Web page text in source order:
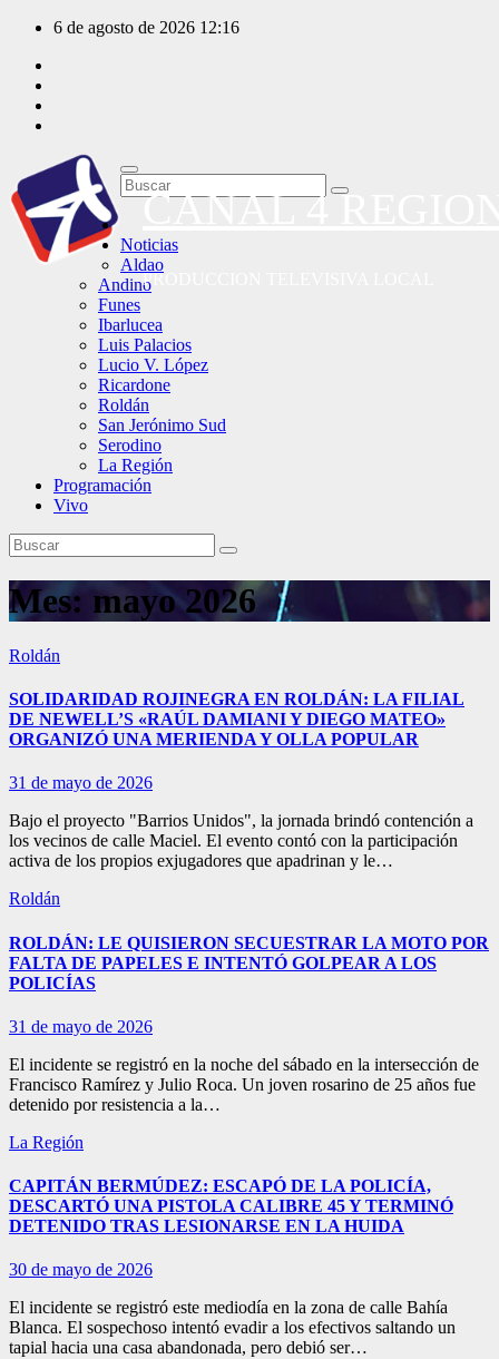
Saltar
contenido
6 de agosto de 2026 12:16
CANAL 4
PRODUCCION TELEVISIVA LOCAL
Noticias
Aldao
Andino
Funes
Ibarlucea
Luis Palacios
Lucio V. López
Ricardone
Roldán
San Jerónimo Sud
Serodino
La Región
Programación
Vivo
Mes: mayo 2026
Roldán
SOLIDARIDAD ROJINEGRA EN ROLDÁN: LA FILIAL
DE NEWELL’S «RAÚL DAMIANI Y DIEGO MATEO»
ORGANIZÓ UNA MERIENDA Y OLLA POPULAR
31 de mayo de 2026
Bajo el proyecto "Barrios Unidos", la jornada brindó contención a
los vecinos de calle Maciel. El evento contó con la participación
activa de los propios exjugadores que apadrinan y le…
Roldán
ROLDÁN: LE QUISIERON SECUESTRAR LA MOTO POR
FALTA DE PAPELES E INTENTÓ GOLPEAR A LOS
POLICÍAS
31 de mayo de 2026
El incidente se registró en la noche del sábado en la intersección de
Francisco Ramírez y Julio Roca. Un joven rosarino de 25 años fue
detenido por resistencia a la…
La Región
CAPITÁN BERMÚDEZ: ESCAPÓ DE LA POLICÍA,
DESCARTÓ UNA PISTOLA CALIBRE 45 Y TERMINÓ
DETENIDO TRAS LESIONARSE EN LA HUIDA
30 de mayo de 2026
El incidente se registró este mediodía en la zona de calle Bahía
Blanca. El sospechoso intentó evadir a los efectivos saltando un
tapial hacia una casa abandonada, pero debió ser…